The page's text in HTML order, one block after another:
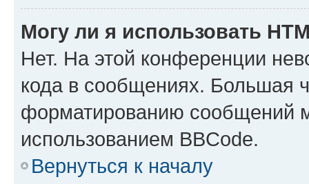
Могу ли я использовать
Нет. На этой конференции
кода в сообщениях. Большая
форматированию сообщений
использованием BBCode.
Вернуться к началу